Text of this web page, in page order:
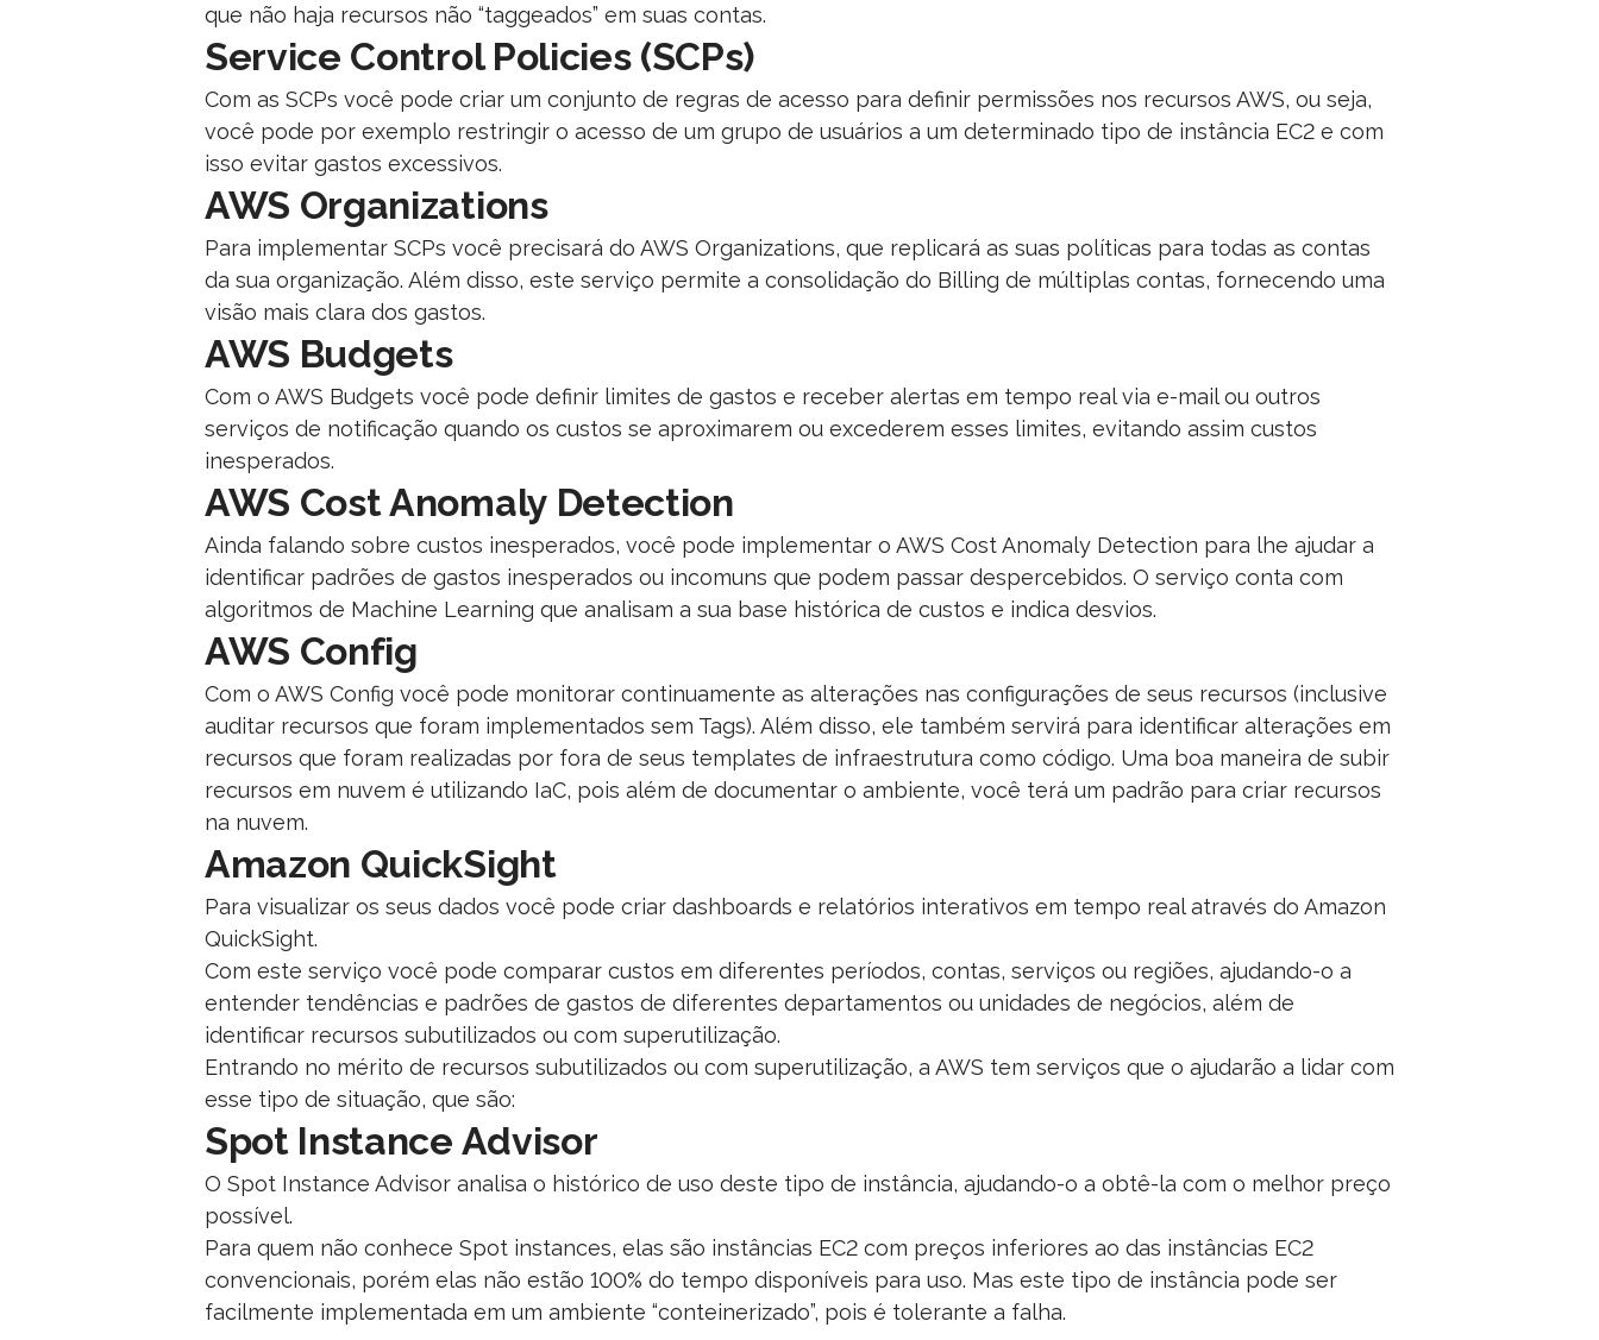
que não haja recursos não “taggeados” em suas contas.
Service Control Policies (SCPs)
Com as SCPs você pode criar um conjunto de regras de acesso para definir permissões nos recursos AWS, ou seja,
você pode por exemplo restringir o acesso de um grupo de usuários a um determinado tipo de instância EC2 e com
isso evitar gastos excessivos.
AWS Organizations
Para implementar SCPs você precisará do AWS Organizations, que replicará as suas políticas para todas as contas
da sua organização. Além disso, este serviço permite a consolidação do Billing de múltiplas contas, fornecendo uma
visão mais clara dos gastos.
AWS Budgets
Com o AWS Budgets você pode definir limites de gastos e receber alertas em tempo real via e-mail ou outros
serviços de notificação quando os custos se aproximarem ou excederem esses limites, evitando assim custos
inesperados.
AWS Cost Anomaly Detection
Ainda falando sobre custos inesperados, você pode implementar o AWS Cost Anomaly Detection para lhe ajudar a
identificar padrões de gastos inesperados ou incomuns que podem passar despercebidos. O serviço conta com
algoritmos de Machine Learning que analisam a sua base histórica de custos e indica desvios.
AWS Config
Com o AWS Config você pode monitorar continuamente as alterações nas configurações de seus recursos (inclusive
auditar recursos que foram implementados sem Tags). Além disso, ele também servirá para identificar alterações em
recursos que foram realizadas por fora de seus templates de infraestrutura como código. Uma boa maneira de subir
recursos em nuvem é utilizando IaC, pois além de documentar o ambiente, você terá um padrão para criar recursos
na nuvem.
Amazon QuickSight
Para visualizar os seus dados você pode criar dashboards e relatórios interativos em tempo real através do Amazon
QuickSight.
Com este serviço você pode comparar custos em diferentes períodos, contas, serviços ou regiões, ajudando-o a
entender tendências e padrões de gastos de diferentes departamentos ou unidades de negócios, além de
identificar recursos subutilizados ou com superutilização.
Entrando no mérito de recursos subutilizados ou com superutilização, a AWS tem serviços que o ajudarão a lidar com
esse tipo de situação, que são:
Spot Instance Advisor
O Spot Instance Advisor analisa o histórico de uso deste tipo de instância, ajudando-o a obtê-la com o melhor preço
possível.
Para quem não conhece Spot instances, elas são instâncias EC2 com preços inferiores ao das instâncias EC2
convencionais, porém elas não estão 100% do tempo disponíveis para uso. Mas este tipo de instância pode ser
facilmente implementada em um ambiente “conteinerizado”, pois é tolerante a falha.